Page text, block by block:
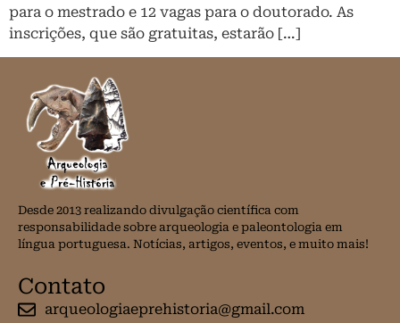
para o mestrado e 12 vagas para o doutorado. As
inscrições, que são gratuitas, estarão […]
Desde 2013 realizando divulgação científica com
responsabilidade sobre arqueologia e paleontologia em
língua portuguesa. Notícias, artigos, eventos, e muito mais!
Contato
arqueologiaeprehistoria@gmail.com